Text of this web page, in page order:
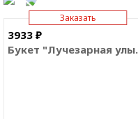
Заказать
3933 ₽